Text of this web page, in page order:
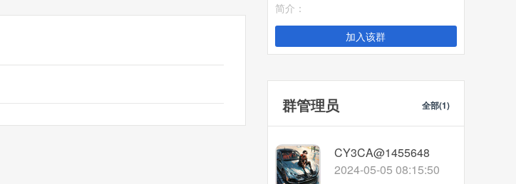
简介：
加入该群
群管理员 全部(1)
CY3CA@1455648
2024-05-05 08:15:50